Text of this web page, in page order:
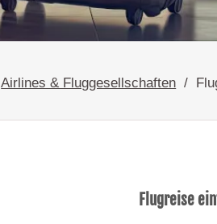
Airlines & Fluggesellschaften
Flugreise